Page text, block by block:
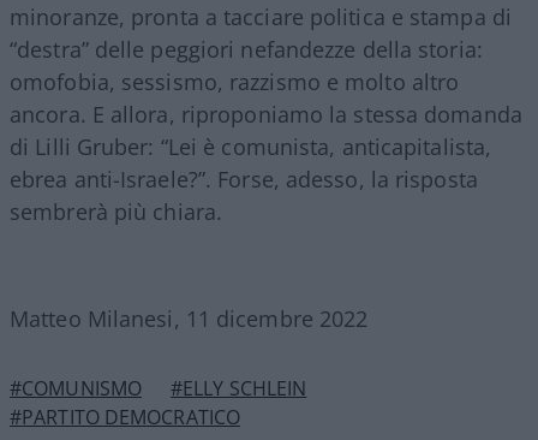
minoranze, pronta a tacciare politica e stampa di
“destra” delle peggiori nefandezze della storia:
omofobia, sessismo, razzismo e molto altro
ancora. E allora, riproponiamo la stessa domanda
di Lilli Gruber: “Lei è comunista, anticapitalista,
ebrea anti-Israele?”. Forse, adesso, la risposta
sembrerà più chiara.
Matteo Milanesi, 11 dicembre 2022
#COMUNISMO
#ELLY SCHLEIN
#PARTITO DEMOCRATICO